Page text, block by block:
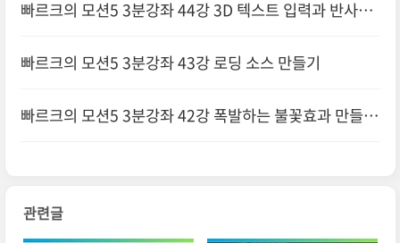
빠르크의 모션5 3분강좌 44강 3D 텍스트 입력과 반사판
빠르크의 모션5 3분강좌 43강 로딩 소스 만들기
빠르크의 모션5 3분강좌 42강 폭발하는 불꽃효과 만들기
관련글